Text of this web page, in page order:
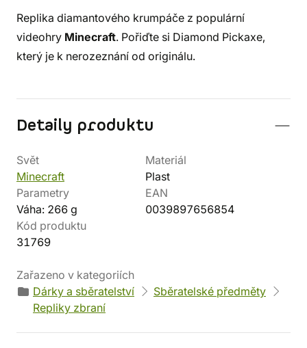
Replika diamantového krumpáče z populární
videohry Minecraft. Pořiďte si Diamond Pickaxe,
který je k nerozeznání od originálu.
Detaily produktu
Svět
Minecraft
Materiál
Plast
Parametry
Váha: 266 g
EAN
0039897656854
Kód produktu
31769
Zařazeno v kategoriích
Dárky a sběratelství
Sběratelské předměty
Repliky zbraní